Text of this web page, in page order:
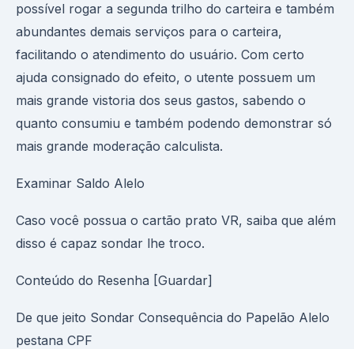
possível rogar a segunda trilho do carteira e também
abundantes demais serviços para o carteira,
facilitando o atendimento do usuário. Com certo
ajuda consignado do efeito, o utente possuem um
mais grande vistoria dos seus gastos, sabendo o
quanto consumiu e também podendo demonstrar só
mais grande moderação calculista.
Examinar Saldo Alelo
Caso você possua o cartão prato VR, saiba que além
disso é capaz sondar lhe troco.
Conteúdo do Resenha [Guardar]
De que jeito Sondar Consequência do Papelão Alelo
pestana CPF